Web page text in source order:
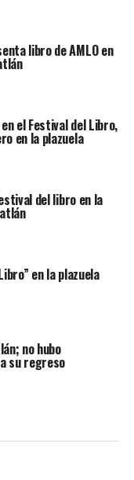
libro de AMLO en
el Festival del Libro,
en la plazuela
del libro en la
en la plazuela
no hubo
su regreso